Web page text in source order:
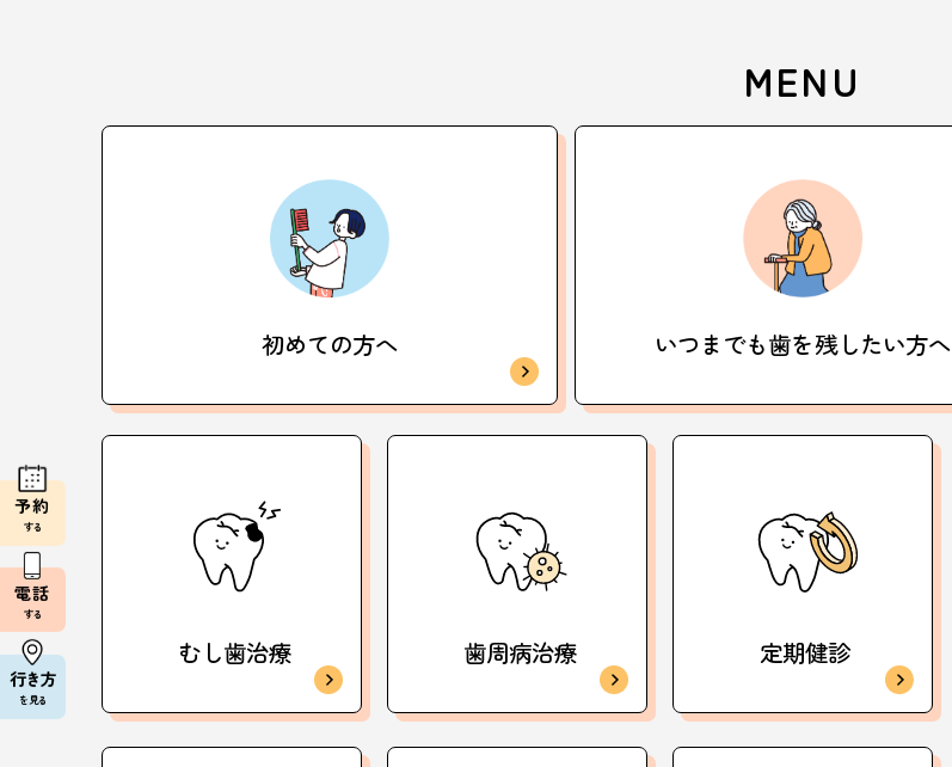
MENU
初めての方へ いつまでも歯を残したい方へ
むし歯治療 歯周病治療 定期健診
予約
する
電話
する
行き方
を見る